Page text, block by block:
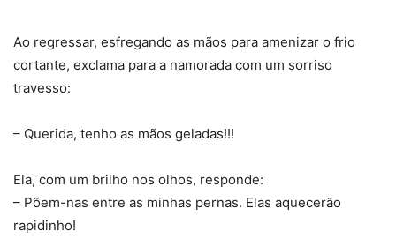
Ao regressar, esfregando as mãos para amenizar o frio
cortante, exclama para a namorada com um sorriso
travesso:
– Querida, tenho as mãos geladas!!!
Ela, com um brilho nos olhos, responde:
– Põem-nas entre as minhas pernas. Elas aquecerão
rapidinho!